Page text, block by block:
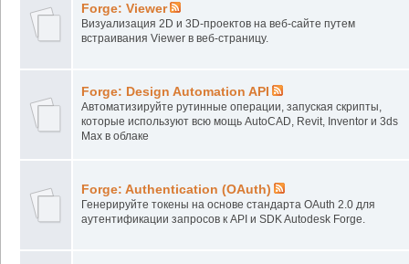
Forge: Viewer
Визуализация 2D и 3D-проектов на веб-сайте путем
встраивания Viewer в веб-страницу.
Forge: Design Automation API
Автоматизируйте рутинные операции, запуская скрипты,
которые используют всю мощь AutoCAD, Revit, Inventor и 3ds
Max в облаке
Forge: Authentication (OAuth)
Генерируйте токены на основе стандарта OAuth 2.0 для
аутентификации запросов к API и SDK Autodesk Forge.